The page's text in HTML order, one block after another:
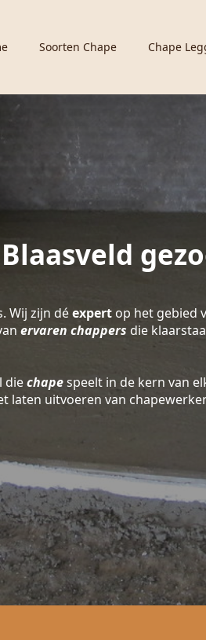
Soorten Chape Chape
Wij zijn déexpert op het gebied
ervaren chappers die
diechapespeelt in de kern van
laten uitvoeren van